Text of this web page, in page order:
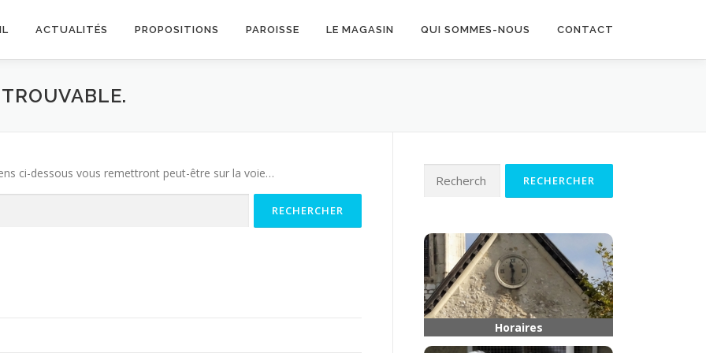
ACTUALITÉS PROPOSITIONS PAROISSE LE MAGASIN QUI SOMMES-NOUS CONTACT
ci-dessous vous remettront peut-être sur la voie… Rechercher :
Horaires